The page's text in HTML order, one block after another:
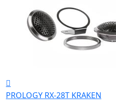
PROLOGY RX-28T KRAKEN